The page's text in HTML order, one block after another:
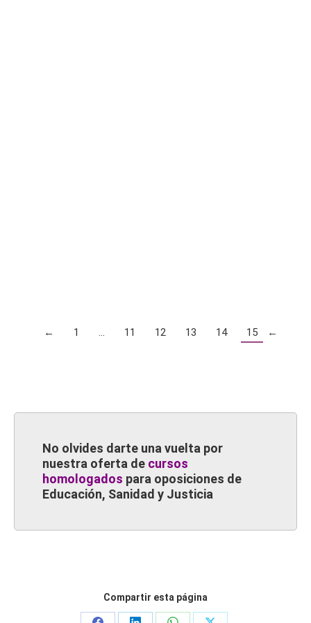
← 1 … 11 12 13 14 15 ←
No olvides darte una vuelta por
nuestra oferta de cursos
homologados para oposiciones de
Educación, Sanidad y Justicia
Compartir esta página